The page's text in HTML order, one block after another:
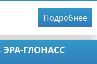
Подробнее
ЭРА-ГЛОНАСС